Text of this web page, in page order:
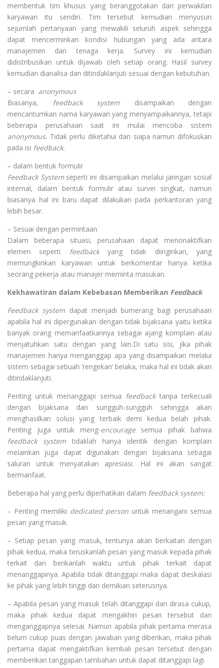
membentuk tim khusus yang beranggotakan dari perwakilan
karyawan itu sendiri. Tim tersebut kemudian menyusun
sejumlah pertanyaan yang mewakili seluruh aspek sehingga
dapat mencerminkan kondisi hubungan yang ada antara
manajemen dan tenaga kerja. Survey ini kemudian
didistribusikan untuk dijawab oleh setiap orang. Hasil survey
kemudian dianalisa dan ditindaklanjuti sesuai dengan kebutuhan.
– secara anonymous
Biasanya, feedback system disampaikan dengan
mencantumkan nama karyawan yang menyampaikannya, tetapi
beberapa perusahaan saat ini mulai mencoba sistem
anonymous. Tidak perlu diketahui dari siapa namun difokuskan
pada isi feedback.
– dalam bentuk formulir
Feedback Systemseperti ini disampaikan melalui jaringan sosial
internal, dalam bentuk formulir atau survei singkat, namun
biasanya hal ini baru dapat dilakukan pada perkantoran yang
lebih besar.
– Sesuai dengan permintaan
Dalam beberapa situasi, perusahaan dapat menonaktifkan
elemen seperti feedbackyang tidak diinginkan, yang
memungkinkan karyawan untuk berkomentar hanya ketika
seorang pekerja atau manajer meminta masukan.
Kekhawatiran dalam Kebebasan Memberikan Feedback
Feedback system dapat menjadi bumerang bagi perusahaan
apabila hal ini dipergunakan dengan tidak bijaksana yaitu ketika
banyak orang memanfaatkannya sebagai ajang komplain atau
menjatuhkan satu dengan yang lain.Di satu sisi, jika pihak
manajemen hanya menganggap apa yang disampaikan melalui
sistem sebagai sebuah ‘rengekan’ belaka, maka hal ini tidak akan
ditindaklanjuti.
Penting untuk menanggapi semua feedback tanpa terkecuali
dengan bijaksana dan sungguh-sungguh sehingga akan
menghasilkan solusi yang terbaik demi kedua belah pihak.
Penting juga untuk meng-encouragesemua pihak bahwa
feedback system tidaklah hanya identik dengan komplain
melainkan juga dapat digunakan dengan bijaksana sebagai
saluran untuk menyatakan apresiasi. Hal ini akan sangat
bermanfaat.
Beberapa hal yang perlu diperhatikan dalam feedback system:
– Penting memiliki dedicated person untuk menangani semua
pesan yang masuk.
– Setiap pesan yang masuk, tentunya akan berkaitan dengan
pihak kedua, maka teruskanlah pesan yang masuk kepada pihak
terkait dan berikanlah waktu untuk pihak terkait dapat
menanggapinya. Apabila tidak ditanggapi maka dapat dieskalasi
ke pihak yang lebih tinggi dan demikian seterusnya.
– Apabila pesan yang masuk telah ditanggapi dan dirasa cukup,
maka pihak kedua dapat mengakhiri pesan tersebut dan
menganggapnya selesai. Namun apabila pihak pertama merasa
belum cukup puas dengan jawaban yang diberikan, maka pihak
pertama dapat mengaktifkan kembali pesan tersebut dengan
memberikan tanggapan tambahan untuk dapat ditanggapi lagi.